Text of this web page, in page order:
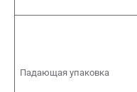
Падающая упаковка